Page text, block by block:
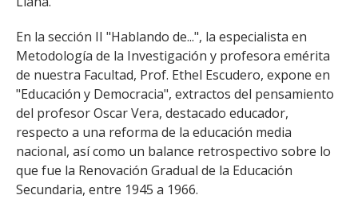
En la sección II "Hablando de...", la especialista en
Metodología de la Investigación y profesora emérita
de nuestra Facultad, Prof. Ethel Escudero, expone en
"Educación y Democracia", extractos del pensamiento
del profesor Oscar Vera, destacado educador,
respecto a una reforma de la educación media
nacional, así como un balance retrospectivo sobre lo
que fue la Renovación Gradual de la Educación
Secundaria, entre 1945 a 1966.